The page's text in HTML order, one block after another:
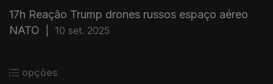
17h Reação Trump drones russos espaço aéreo
NATO
10 set. 2025
opções